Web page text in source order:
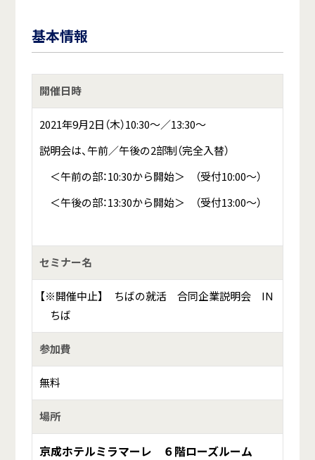
基本情報
開催日時
2021年9月2日（木）10:30～／13:30～
説明会は、午前／午後の2部制（完全入替）
＜午前の部：10:30から開始＞ （受付10:00～）
＜午後の部：13:30から開始＞ （受付13:00～）
セミナー名
【※開催中止】 ちばの就活 合同企業説明会 IN
ちば
参加費
無料
場所
京成ホテルミラマーレ ６階ローズルーム